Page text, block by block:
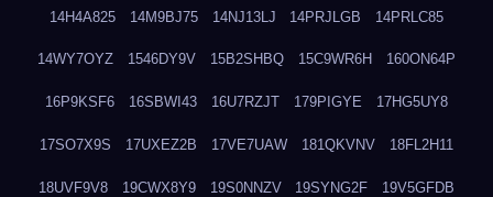
14H4A825 14M9BJ75 14NJ13LJ 14PRJLGB 14PRLC85
14WY7OYZ 1546DY9V 15B2SHBQ 15C9WR6H 160ON64P
16P9KSF6 16SBWI43 16U7RZJT 179PIGYE 17HG5UY8
17SO7X9S 17UXEZ2B 17VE7UAW 181QKVNV 18FL2H11
18UVF9V8 19CWX8Y9 19S0NNZV 19SYNG2F 19V5GFDB